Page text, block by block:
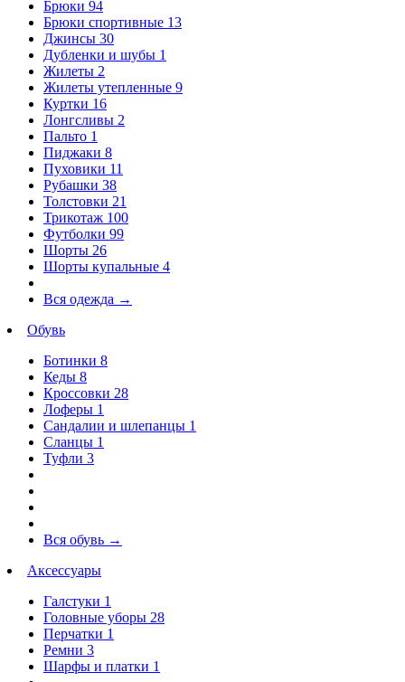
Брюки 94
Брюки спортивные 13
Джинсы 30
Дубленки и шубы 1
Жилеты 2
Жилеты утепленные 9
Куртки 16
Лонгсливы 2
Пальто 1
Пиджаки 8
Пуховики 11
Рубашки 38
Толстовки 21
Трикотаж 100
Футболки 99
Шорты 26
Шорты купальные 4
Вся одежда →
Обувь
Ботинки 8
Кеды 8
Кроссовки 28
Лоферы 1
Сандалии и шлепанцы 1
Сланцы 1
Туфли 3
Вся обувь →
Аксессуары
Галстуки 1
Головные уборы 28
Перчатки 1
Ремни 3
Шарфы и платки 1